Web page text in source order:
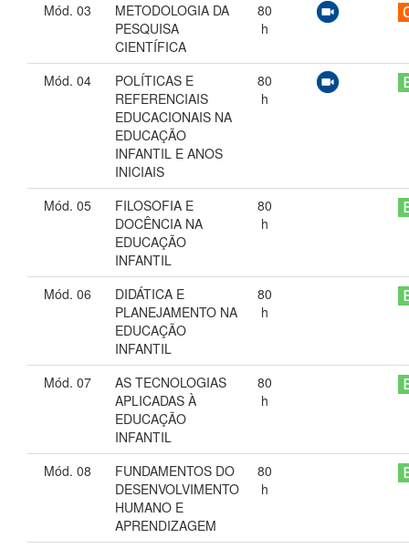
Mód. 03
METODOLOGIA DA
PESQUISA
CIENTÍFICA
80
h
Mód. 04
POLÍTICAS E
REFERENCIAIS
EDUCACIONAIS NA
EDUCAÇÃO
INFANTIL E ANOS
INICIAIS
80
h
Mód. 05
FILOSOFIA E
DOCÊNCIA NA
EDUCAÇÃO
INFANTIL
80
h
Mód. 06
DIDÁTICA E
PLANEJAMENTO NA
EDUCAÇÃO
INFANTIL
80
h
Mód. 07
AS TECNOLOGIAS
APLICADAS À
EDUCAÇÃO
INFANTIL
80
h
Mód. 08
FUNDAMENTOS DO
DESENVOLVIMENTO
HUMANO E
APRENDIZAGEM
80
h